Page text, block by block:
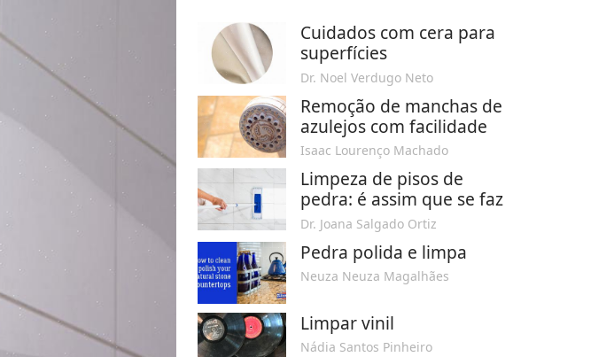
Cuidados com cera para
superfícies
Dr. Noel Verdugo Neto
Remoção de manchas de
azulejos com facilidade
Isaac Lourenço Machado
Limpeza de pisos de
pedra: é assim que se faz
Dr. Joana Salgado Ortiz
Pedra polida e limpa
Neuza Neuza Magalhães
Limpar vinil
Nádia Santos Pinheiro